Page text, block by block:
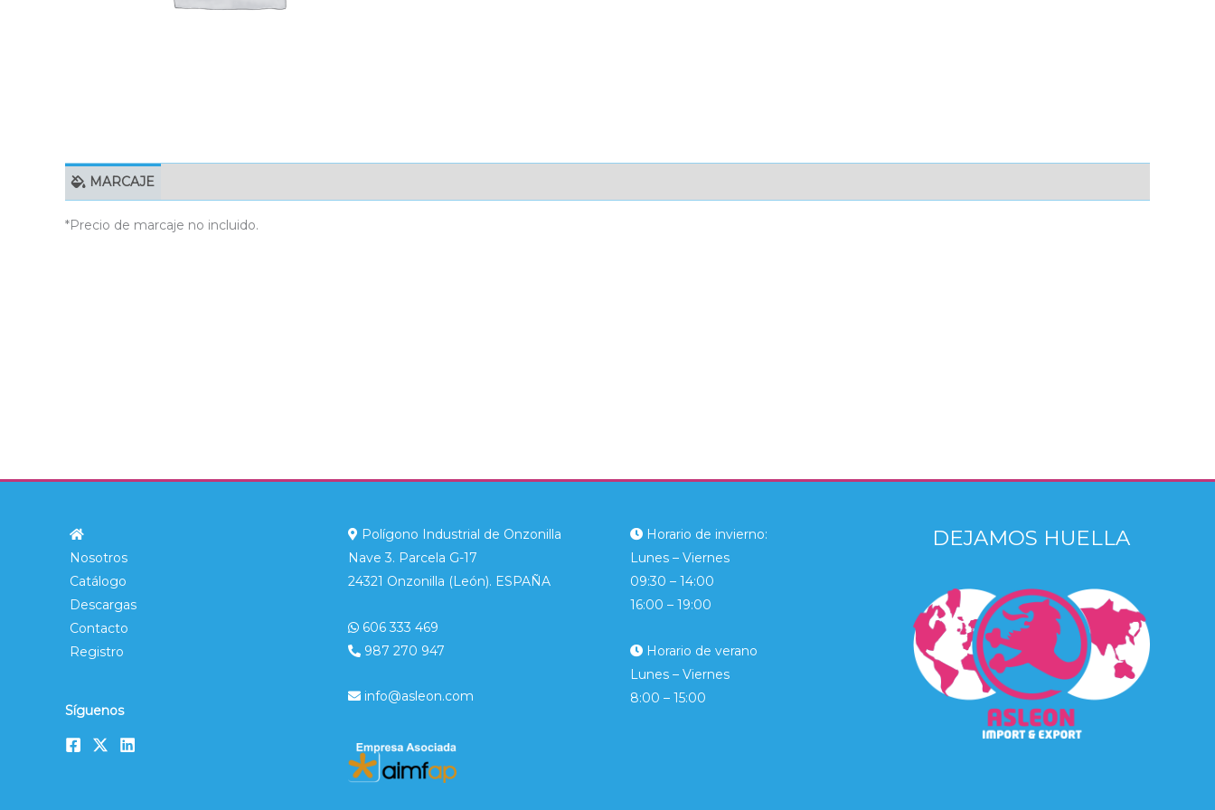
MARCAJE
*Precio de marcaje no incluido.
Nosotros
Catálogo
Descargas
Contacto
Registro
Síguenos
Polígono Industrial de Onzonilla
Nave 3. Parcela G-17
24321 Onzonilla (León). ESPAÑA
606 333 469
987 270 947
info@asleon.com
Horario de invierno:
Lunes – Viernes
09:30 – 14:00
16:00 – 19:00
Horario de verano
Lunes – Viernes
8:00 – 15:00
DEJAMOS HUELLA